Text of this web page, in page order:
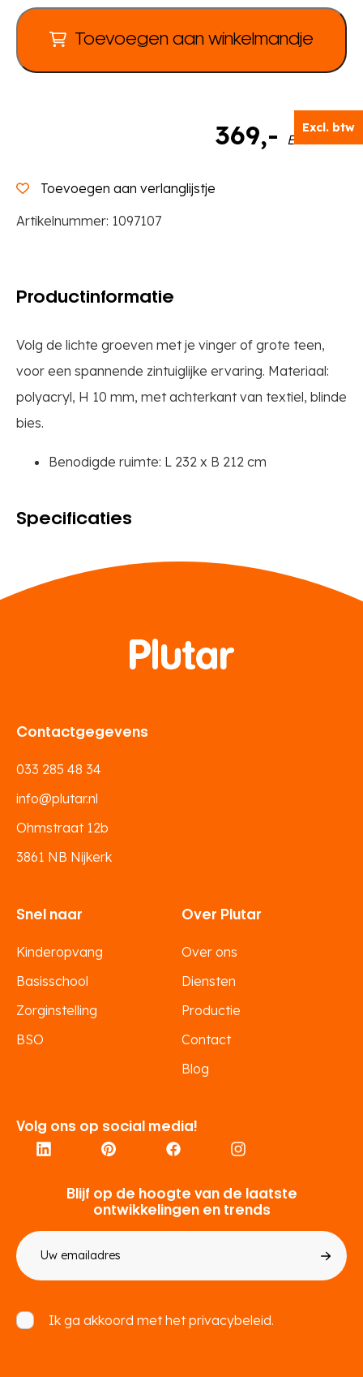
Excl. btw
tapijt
aantal
Toevoegen aan winkelmandje
Toevoegen aan verlanglijstje
Artikelnummer: 1097107
369,- Excl. BTW
Productinformatie
Volg de lichte groeven met je vinger of grote teen,
voor een spannende zintuiglijke ervaring. Materiaal:
polyacryl, H 10 mm, met achterkant van textiel, blinde
bies.
Benodigde ruimte: L 232 x B 212 cm
Specificaties
Volg ons op social media!
Contactgegevens
033 285 48 34
info@plutar.nl
Ohmstraat 12b
3861 NB Nijkerk
Snel naar
Kinderopvang
Basisschool
Zorginstelling
BSO
Over Plutar
Over ons
Diensten
Productie
Contact
Blog
Blijf op de hoogte van de laatste
ontwikkelingen en trends
mailadres
Ik ga akkoord met hetprivacybeleid.